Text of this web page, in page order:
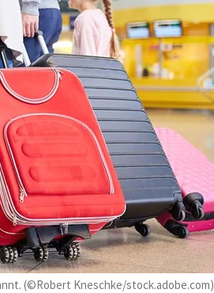
(©Robert Kneschke/stock.adobe.com)